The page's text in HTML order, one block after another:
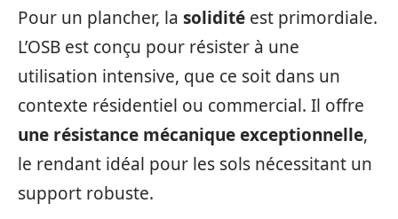
Pour un plancher, la solidité est primordiale.
L’OSB est conçu pour résister à une
utilisation intensive, que ce soit dans un
contexte résidentiel ou commercial. Il offre
une résistance mécanique exceptionnelle,
le rendant idéal pour les sols nécessitant un
support robuste.